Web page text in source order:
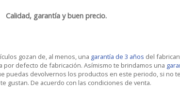
Calidad, garantía y buen precio.
gozan de, al menos, una garantía de 3 años del
por defecto de fabricación. Asímismo te brindamos una
puedas devolvernos los productos en este periodo, si no
gustan. De acuerdo con las condiciones de venta.